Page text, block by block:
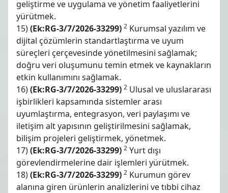
geliştirme ve uygulama ve yönetim faaliyetlerini
yürütmek.
15)(Ek:RG-3/7/2026-33299) 2 Kurumsal yazılım ve
dijital çözümlerin standartlaştırma ve uyum
süreçleri çerçevesinde yönetilmesini sağlamak;
doğru veri oluşumunu temin etmek ve kaynakların
etkin kullanımını sağlamak.
16)(Ek:RG-3/7/2026-33299) 2 Ulusal ve uluslararası
işbirlikleri kapsamında sistemler arası
uyumlaştırma, entegrasyon, veri paylaşımı ve
iletişim alt yapısının geliştirilmesini sağlamak,
bilişim projeleri geliştirmek, yönetmek.
17)(Ek:RG-3/7/2026-33299) 2 Yurt dışı
görevlendirmelerine dair işlemleri yürütmek.
18)(Ek:RG-3/7/2026-33299) 2 Kurumun görev
alanına giren ürünlerin analizlerini ve tıbbi cihaz